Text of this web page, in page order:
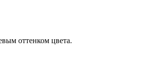
оттенком цвета.